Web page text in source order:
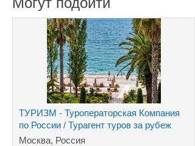
ТУРИЗМ - Туроператорская Компания
по России / Турагент туров за рубеж
Москва, Россия